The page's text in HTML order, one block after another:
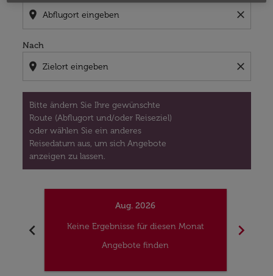
location_on close
Nach
location_on close
Bitte ändern Sie Ihre gewünschte
Route (Abflugort und/oder Reiseziel)
oder wählen Sie ein anderes
Reisedatum aus, um sich Angebote
anzeigen zu lassen.
chevron_left
Aug. 2026
Keine Ergebnisse für diesen Monat
Angebote finden
chevron_right